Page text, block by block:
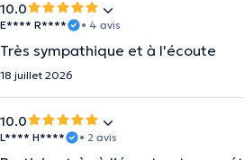
10.0
E**** R**** • 4 avis
Très sympathique et à l'écoute
18 juillet 2026
10.0
L**** H**** • 2 avis